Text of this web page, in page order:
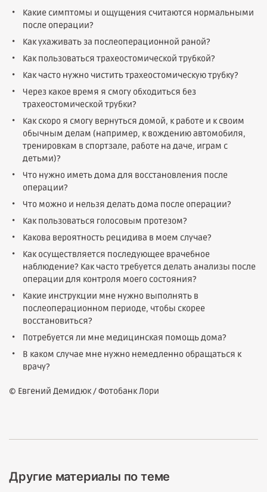
Какие симптомы и ощущения считаются нормальными
после операции?
Как ухаживать за послеоперационной раной?
Как пользоваться трахеостомической трубкой?
Как часто нужно чистить трахеостомическую трубку?
Через какое время я смогу обходиться без
трахеостомической трубки?
Как скоро я смогу вернуться домой, к работе и к своим
обычным делам (например, к вождению автомобиля,
тренировкам в спортзале, работе на даче, играм с
детьми)?
Что нужно иметь дома для восстановления после
операции?
Что можно и нельзя делать дома после операции?
Как пользоваться голосовым протезом?
Какова вероятность рецидива в моем случае?
Как осуществляется последующее врачебное
наблюдение? Как часто требуется делать анализы после
операции для контроля моего состояния?
Какие инструкции мне нужно выполнять в
послеоперационном периоде, чтобы скорее
восстановиться?
Потребуется ли мне медицинская помощь дома?
В каком случае мне нужно немедленно обращаться к
врачу?
© Евгений Демидюк / Фотобанк Лори
Другие материалы по теме